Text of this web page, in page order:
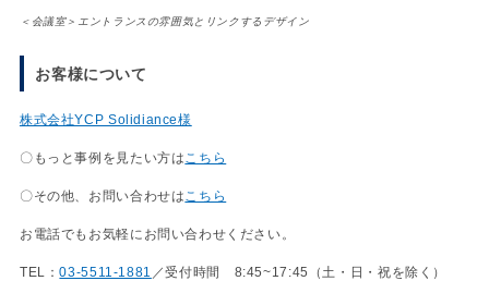
＜会議室＞エントランスの雰囲気とリンクするデザイン
お客様について
株式会社YCP Solidiance様
〇もっと事例を見たい方は こちら
〇その他、お問い合わせは こちら
お電話でもお気軽にお問い合わせください。
TEL：03-5511-1881 ／受付時間 8:45~17:45（土・日・祝を除く）